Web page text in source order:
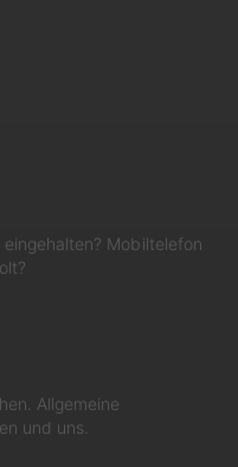
Mobiltelefon
Allgemeine
und uns.